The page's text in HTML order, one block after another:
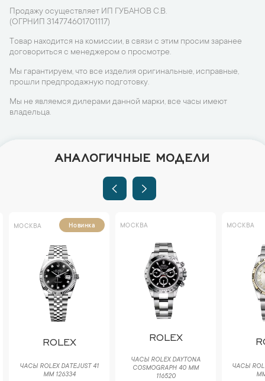
Продажу осуществляет ИП ГУБАНОВ С.В.
(ОГРНИП 314774601701117)
Товар находится на комиссии, в связи с этим просим заранее
договориться с менеджером о просмотре.
Мы гарантируем, что все изделия оригинальные, исправные,
прошли предпродажную подготовку.
Мы не являемся дилерами данной марки, все часы имеют
владельца.
АНАЛОГИЧНЫЕ МОДЕЛИ
МОСКВА Новинка
ROLEX
ЧАСЫ ROLEX DATEJUST 41
ММ 126334
МОСКВА
ROLEX
ЧАСЫ ROLEX DAYTONA
COSMOGRAPH 40 ММ
116520
МОСКВА
ЧАСЫ